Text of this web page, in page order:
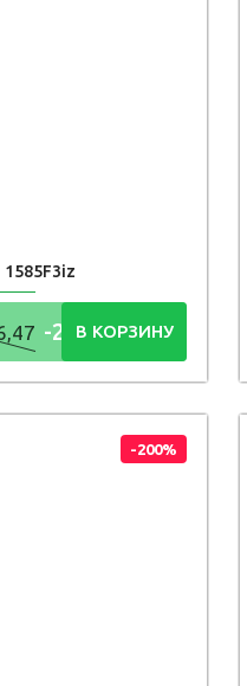
1585F3iz
-21 474
В КОРЗИНУ
-200%